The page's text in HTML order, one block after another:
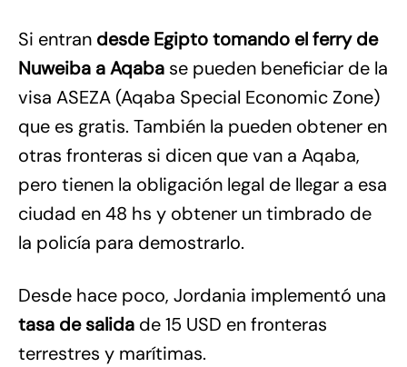
Si entran desde Egipto tomando el ferry de
Nuweiba a Aqaba se pueden beneficiar de la
visa ASEZA (Aqaba Special Economic Zone)
que es gratis. También la pueden obtener en
otras fronteras si dicen que van a Aqaba,
pero tienen la obligación legal de llegar a esa
ciudad en 48 hs y obtener un timbrado de
la policía para demostrarlo.
Desde hace poco, Jordania implementó una
tasa de salida de 15 USD en fronteras
terrestres y marítimas.